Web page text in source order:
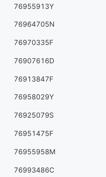
76955913Y
76964705N
76970335F
76907616D
76913847F
76958029Y
76925079S
76951475F
76955958M
76993486C